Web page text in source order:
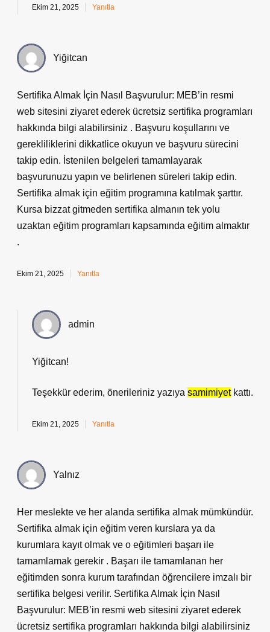
Ekim 21, 2025 Yanıtla
Yiğitcan
Sertifika Almak İçin Nasıl Başvurulur: MEB’in resmi
web sitesini ziyaret ederek ücretsiz sertifika programları
hakkında bilgi alabilirsiniz . Başvuru koşullarını ve
gerekliliklerini dikkatlice okuyun ve başvuru sürecini
takip edin. İstenilen belgeleri tamamlayarak
başvurunuzu yapın ve belirlenen süreleri takip edin.
Sertifika almak için eğitim programına katılmak şarttır.
Kursa bizzat gitmeden sertifika almanın tek yolu
uzaktan eğitim programları kapsamında eğitim almaktır
.
Ekim 21, 2025 Yanıtla
admin
Yiğitcan!
Teşekkür ederim, önerileriniz yazıya samimiyetkattı.
Ekim 21, 2025 Yanıtla
Yalnız
Her meslekte ve her alanda sertifika almak mümkündür.
Sertifika almak için eğitim veren kurslara ya da
kurumlara kayıt olmak ve o eğitimleri başarı ile
tamamlamak gerekir . Başarı ile tamamlanan her
eğitimden sonra kurum tarafından öğrencilere imzalı bir
sertifika belgesi verilir. Sertifika Almak İçin Nasıl
Başvurulur: MEB’in resmi web sitesini ziyaret ederek
ücretsiz sertifika programları hakkında bilgi alabilirsiniz